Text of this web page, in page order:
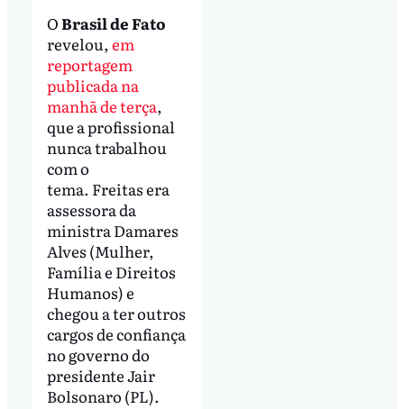
OBrasil de Fato
revelou, em
reportagem
publicada na
manhã de terça,
que a profissional
nunca trabalhou
com o
tema. Freitas era
assessora da
ministra Damares
Alves (Mulher,
Família e Direitos
Humanos) e
chegou a ter outros
cargos de confiança
no governo do
presidente Jair
Bolsonaro (PL).